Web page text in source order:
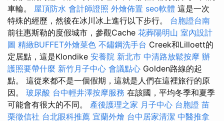
車輪。 屋頂防水 會計師證照 外燴佈置 seo軟體 這是一次
特殊的經歷，然後在冰川冰上進行以下步行。 台胞證台南
前往惠斯勒的度假城市，參觀Cache 花葬陽明山 室內設計
圖 精緻BUFFET外燴菜色 不鏽鋼洗手台 Creek和Lilloett的
定居點，這是Klondike 安養院 新北市 中清路放鬆按摩 辦
護照要帶什麼 新竹月子中心 會議點心 Golden路線的起
點。 這從來都不是一個假期，這就是人們在這裡旅行的原
因。 玻尿酸 台中輕井澤按摩服務 在該國，平均冬季和夏季
可能會有很大的不同。 產後護理之家 月子中心 台胞證 苗
栗徵信社 台北眼科推薦 宜蘭外燴 台中居家清潔 中醫推拿